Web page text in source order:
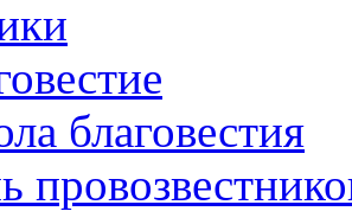
благовестия